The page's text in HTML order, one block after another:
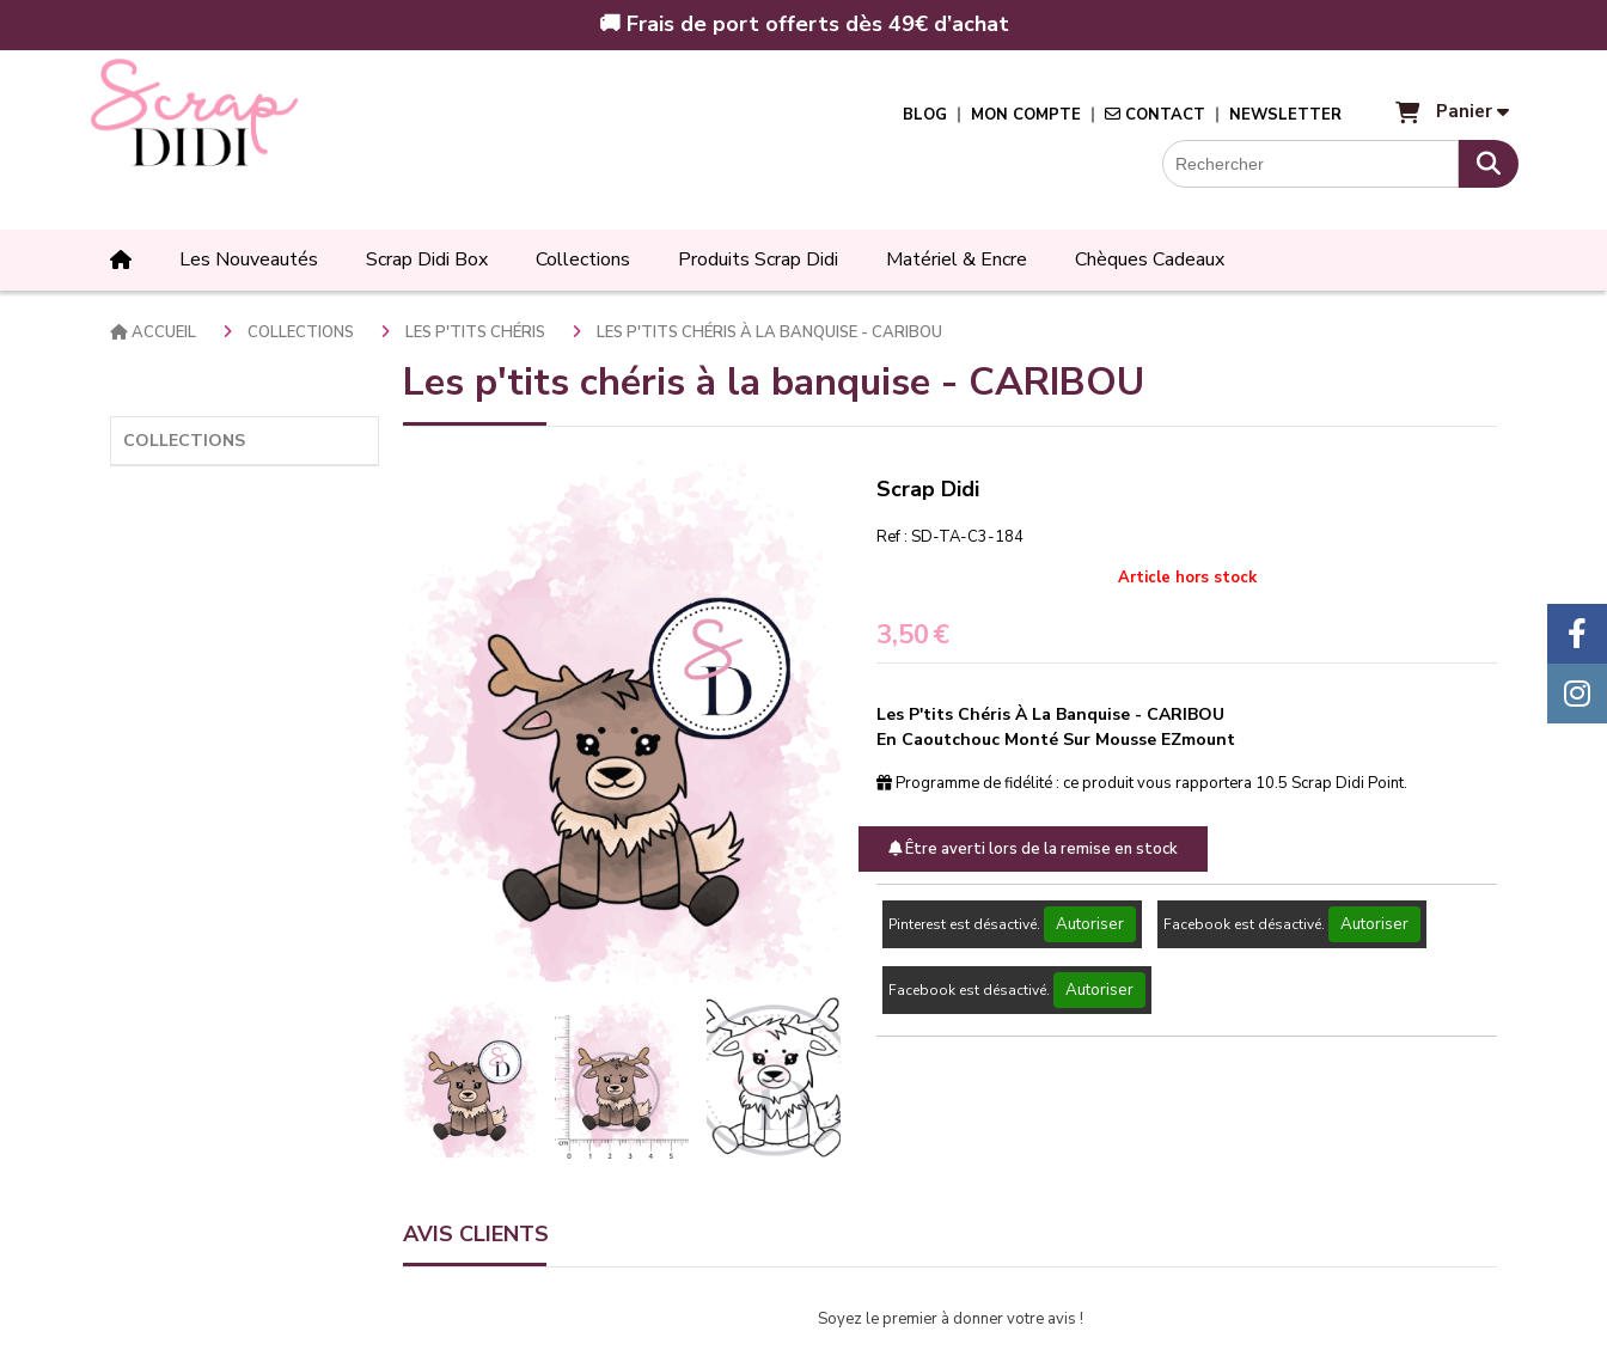
🚚 Frais de port offerts dès 49€ d’achat
BLOG MON COMPTE CONTACT NEWSLETTER Panier
Les Nouveautés Scrap Didi Box Collections Produits Scrap Didi Matériel & Encre Chèques Cadeaux
COLLECTIONS
ACCUEIL COLLECTIONS LES P'TITS CHÉRIS LES P'TITS CHÉRIS À LA BANQUISE - CARIBOU
Les p'tits chéris à la banquise - CARIBOU
Scrap Didi
Ref : SD-TA-C3-184
3,50€
Article hors stock
Les P'tits Chéris À La Banquise - CARIBOU
En Caoutchouc Monté Sur Mousse EZmount
Programme de fidélité : ce produit vous rapportera 10.5 Scrap Didi Point.
Être averti lors de la remise en stock
Pinterest est désactivé. Autoriser Facebook est désactivé. Autoriser
Facebook est désactivé. Autoriser
AVIS CLIENTS
Soyez le premier à donner votre avis !